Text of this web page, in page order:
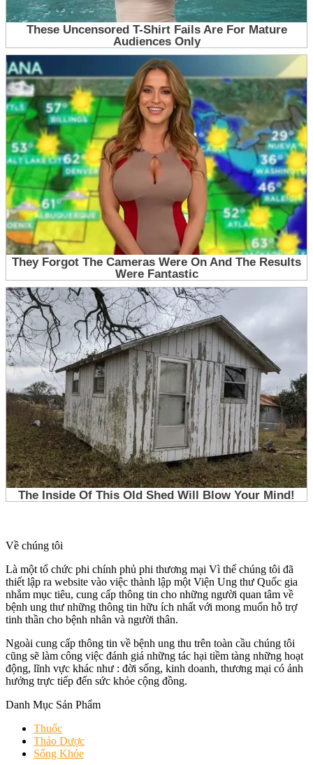
Về chúng tôi
Là một tổ chức phi chính phủ phi thương mại Vì thế chúng tôi đã
thiết lập ra website vào việc thành lập một Viện Ung thư Quốc gia
nhắm mục tiêu, cung cấp thông tin cho những người quan tâm về
bệnh ung thư những thông tin hữu ích nhất với mong muốn hỗ trợ
tinh thần cho bệnh nhân và người thân.
Ngoài cung cấp thông tin về bệnh ung thu trên toàn cầu chúng tôi
cũng sẽ làm công việc đánh giá những tác hại tiềm tàng những hoạt
động, lĩnh vực khác như : đời sống, kinh doanh, thương mại có ảnh
hưởng trực tiếp đến sức khỏe cộng đồng.
Danh Mục Sản Phẩm
Thuốc
Thảo Dược
Sống Khỏe